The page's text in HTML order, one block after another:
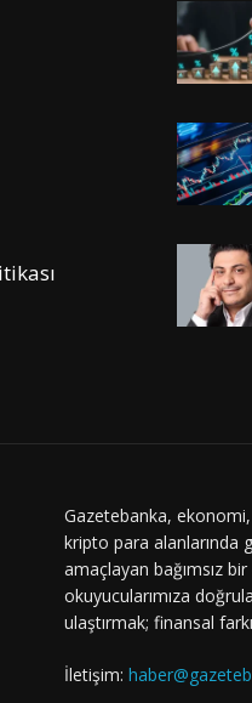
Gazetebanka,
kripto para alanlarında
amaçlayan bağımsız
okuyucularımıza
ulaştırmak; finansal
İletişim: